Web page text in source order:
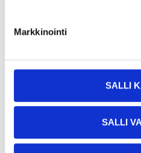
Markkinointi
SALLI
SALLI
Other